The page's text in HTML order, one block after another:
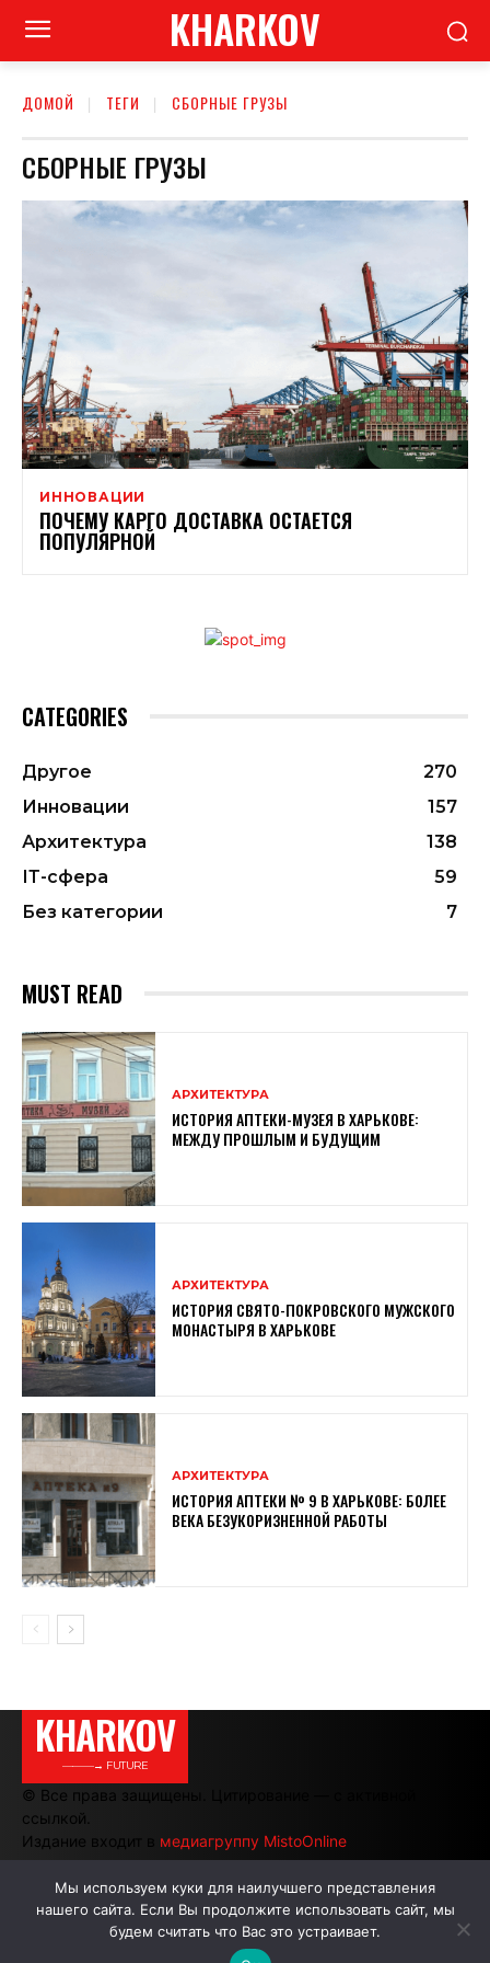
KHARKOV
ДОМОЙ ТЕГИ СБОРНЫЕ ГРУЗЫ
СБОРНЫЕ ГРУЗЫ
ИННОВАЦИИ
ПОЧЕМУ КАРГО ДОСТАВКА ОСТАЕТСЯ
ПОПУЛЯРНОЙ
CATEGORIES
Другое
270
Инновации
157
Архитектура
138
ІТ-сфера
59
Без категории
7
MUST READ
АРХИТЕКТУРА
ИСТОРИЯ АПТЕКИ-МУЗЕЯ В ХАРЬКОВЕ:
МЕЖДУ ПРОШЛЫМ И БУДУЩИМ
АРХИТЕКТУРА
ИСТОРИЯ СВЯТО-ПОКРОВСКОГО МУЖСКОГО
МОНАСТЫРЯ В ХАРЬКОВЕ
АРХИТЕКТУРА
ИСТОРИЯ АПТЕКИ № 9 В ХАРЬКОВЕ: БОЛЕЕ
ВЕКА БЕЗУКОРИЗНЕННОЙ РАБОТЫ
KHARKOV
———→ FUTURE
© Все права защищены. Цитирование — с активной
ссылкой.
Издание входит в медиагруппу MistoOnline
АВТОРЫ РЕКЛАМА НА САЙТЕ
Мы используем куки для наилучшего представления
нашего сайта. Если Вы продолжите использовать сайт, мы
будем считать что Вас это устраивает.